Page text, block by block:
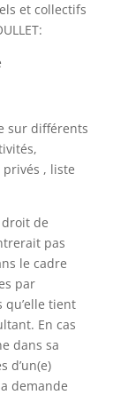
et collectifs
sur différents
, liste
de
pas
le cadre
par
tient
En cas
dans sa
d’un(e)
demande